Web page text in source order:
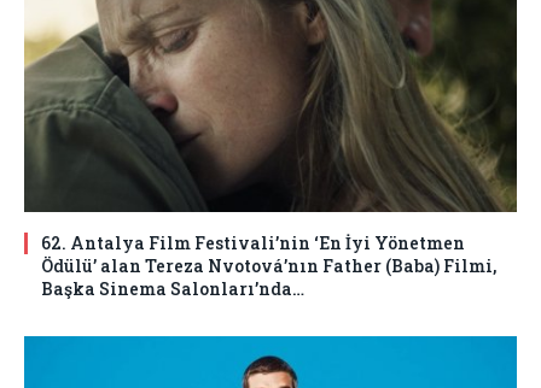
62. Antalya Film Festivali’nin ‘En İyi Yönetmen
Ödülü’ alan Tereza Nvotová’nın Father (Baba) Filmi,
Başka Sinema Salonları’nda…